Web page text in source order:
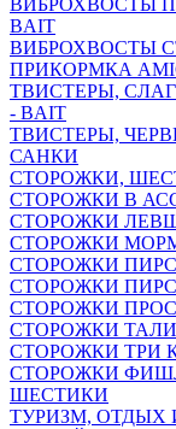
ВИБРОХВОСТЫ
BAIT
ВИБРОХВОСТЫ
ПРИКОРМКА
ТВИСТЕРЫ,
- BAIT
ТВИСТЕРЫ,
САНКИ
СТОРОЖКИ,
СТОРОЖКИ В
СТОРОЖКИ
СТОРОЖКИ
СТОРОЖКИ ПИРС
СТОРОЖКИ
СТОРОЖКИ
СТОРОЖКИ
СТОРОЖКИ ТРИ
СТОРОЖКИ
ШЕСТИКИ
ТУРИЗМ, ОТДЫХ